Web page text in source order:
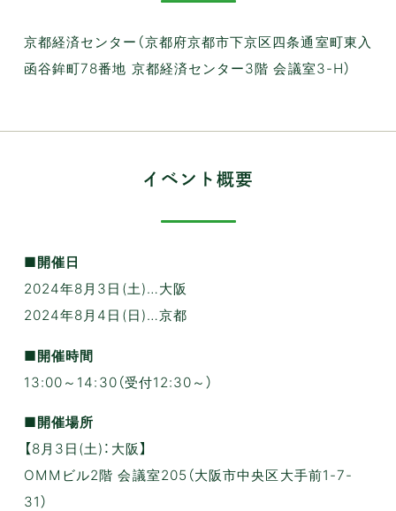
京都経済センター（京都府京都市下京区四条通室町東入
函谷鉾町78番地 京都経済センター3階 会議室3-H）
イベント概要
■開催日
2024年8月3日(土)…大阪
2024年8月4日(日)…京都
■開催時間
13:00～14:30（受付12:30～）
■開催場所
【8月3日(土)：大阪】
OMMビル2階 会議室205（大阪市中央区大手前1-7-
31）